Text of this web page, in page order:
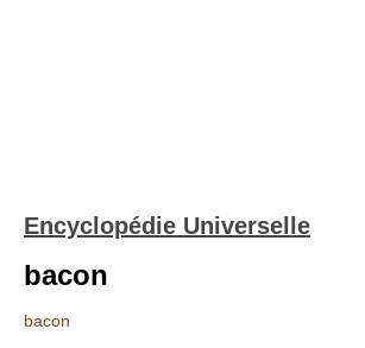
Encyclopédie Universelle
bacon
bacon